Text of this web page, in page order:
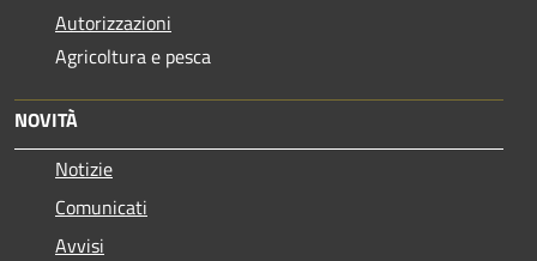
Autorizzazioni
Agricoltura e pesca
NOVITÀ
Notizie
Comunicati
Avvisi